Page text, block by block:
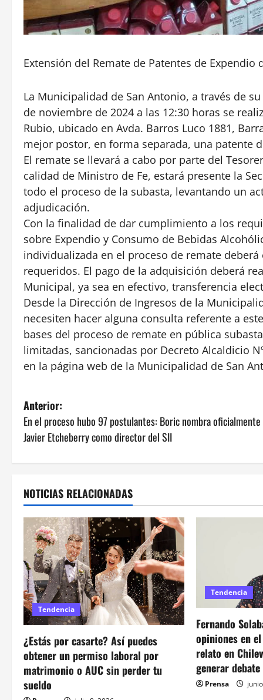
Extensión del Remate de Patentes de
La Municipalidad de San Antonio, a través de
de noviembre de 2024 a las 12:30 horas se
Rubio, ubicado en Avda. Barros Luco 1881,
mejor postor, en forma separada, una patente
El remate se llevará a cabo por parte del
calidad de Ministro de Fe, estará presente la
todo el proceso de la subasta, levantando un
adjudicación.
Con la finalidad de dar cumplimiento a los
sobre Expendio y Consumo de Bebidas
individualizada en el proceso de remate
requeridos. El pago de la adquisición deberá
Municipal, ya sea en efectivo, transferencia
Desde la Dirección de Ingresos de la
necesiten hacer alguna consulta referente a
bases del proceso de remate en pública
limitadas, sancionadas por Decreto Alcaldicio
en la página web de la Municipalidad de San
N
a
v
e
g
a
c
i
ó
n
d
e
Anterior:
En el proceso hubo 97 postulantes: Boric nombra oficialmente
Javier Etcheberry como director del SII
NOTICIAS RELACIONADAS
Tendencia
¿Estás por casarte? Así puedes
obtener un permiso laboral por
matrimonio o AUC sin perder tu
sueldo
Tendencia
Fernando
opiniones en
relato en
generar
Prensa